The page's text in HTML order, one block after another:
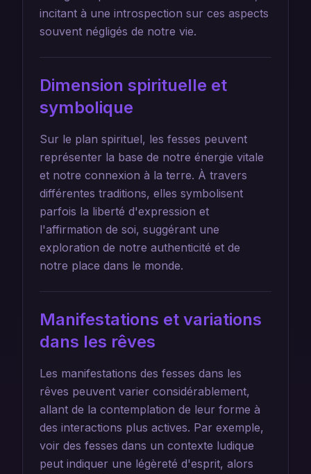
incitant à une introspection sur ces aspects
souvent négligés de notre vie.
Dimension spirituelle et
symbolique
Sur le plan spirituel, les fesses peuvent
représenter la base de notre énergie vitale
et notre connexion à la terre. À travers
différentes traditions, elles symbolisent
parfois la liberté d'expression et
l'affirmation de soi, suggérant une
exploration de notre authenticité et de
notre place dans le monde.
Manifestations et variations
dans les rêves
Les manifestations des fesses dans les
rêves peuvent varier considérablement,
allant de la contemplation de leur forme à
des interactions plus actives. Par exemple,
voir des fesses dans un contexte ludique
peut indiquer une légèreté d'esprit, alors